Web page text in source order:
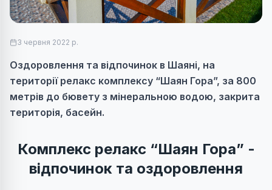
3 червня 2022 р.
Оздоровлення та відпочинок в Шаяні, на
території релакс комплексу “Шаян Гора”, за 800
метрів до бювету з мінеральною водою, закрита
територія, басейн.
Комплекс релакс “Шаян Гора” -
відпочинок та оздоровлення